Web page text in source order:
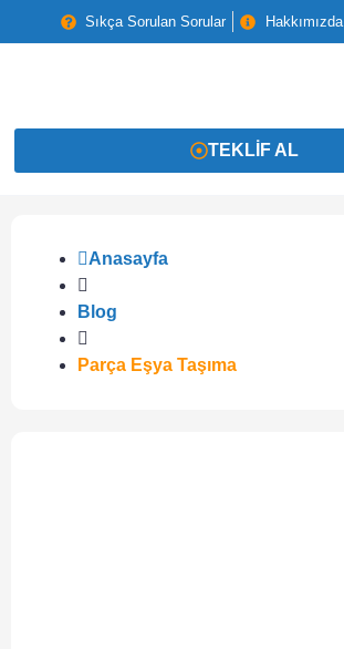
Sıkça Sorulan Sorular Hakkımızda
TEKLIF AL
Anasayfa
Blog
Parça Eşya Taşıma